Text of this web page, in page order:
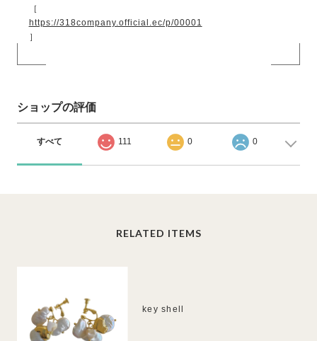
［
https://318company.official.ec/p/00001
］
ショップの評価
すべて 111 0 0
RELATED ITEMS
key shell